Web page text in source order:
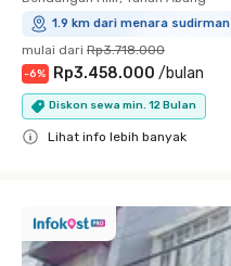
1.9 km dari menara sudirman
mulai dari Rp3.718.000
-6% Rp3.458.000 /bulan
Diskon sewa min. 12 Bulan
Lihat info lebih banyak